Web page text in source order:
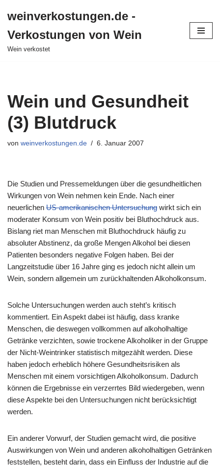
Inhalt
springen
weinverkostungen.de -
Verkostungen von Wein
Wein verkostet
Wein und Gesundheit
(3) Blutdruck
von weinverkostungen.de 6. Januar 2007
Die Studien und Pressemeldungen über die gesundheitlichen
Wirkungen von Wein nehmen kein Ende. Nach einer
neuerlichen US-amerikanischen Untersuchung wirkt sich ein
moderater Konsum von Wein positiv bei Bluthochdruck aus.
Bislang riet man Menschen mit Bluthochdruck häufig zu
absoluter Abstinenz, da große Mengen Alkohol bei diesen
Patienten besonders negative Folgen haben. Bei der
Langzeitstudie über 16 Jahre ging es jedoch nicht allein um
Wein, sondern allgemein um zurückhaltenden Alkoholkonsum.
Solche Untersuchungen werden auch steht’s kritisch
kommentiert. Ein Aspekt dabei ist häufig, dass kranke
Menschen, die deswegen vollkommen auf alkoholhaltige
Getränke verzichten, sowie trockene Alkoholiker in der Gruppe
der Nicht-Weintrinker statistisch mitgezählt werden. Diese
haben jedoch erheblich höhere Gesundheitsrisiken als
Menschen mit einem vorsichtigen Alkoholkonsum. Dadurch
können die Ergebnisse ein verzerrtes Bild wiedergeben, wenn
diese Aspekte bei den Untersuchungen nicht berücksichtigt
werden.
Ein anderer Vorwurf, der Studien gemacht wird, die positive
Auswirkungen von Wein und anderen alkoholhaltigen Getränken
feststellen, besteht darin, dass ein Einfluss der Industrie auf die